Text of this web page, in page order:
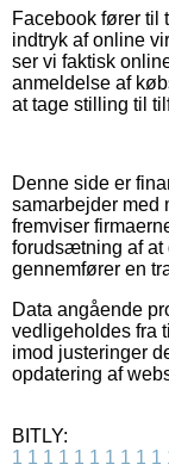
Facebook fører til
indtryk af online
ser vi faktisk
anmeldelse af
at tage stilling til
Denne side er
samarbejder med
fremviser
forudsætning af at
gennemfører en
Data angående
vedligeholdes fra
imod justeringer
opdatering af
BITLY:
1 1 1 1 1 1 1 1 1 1